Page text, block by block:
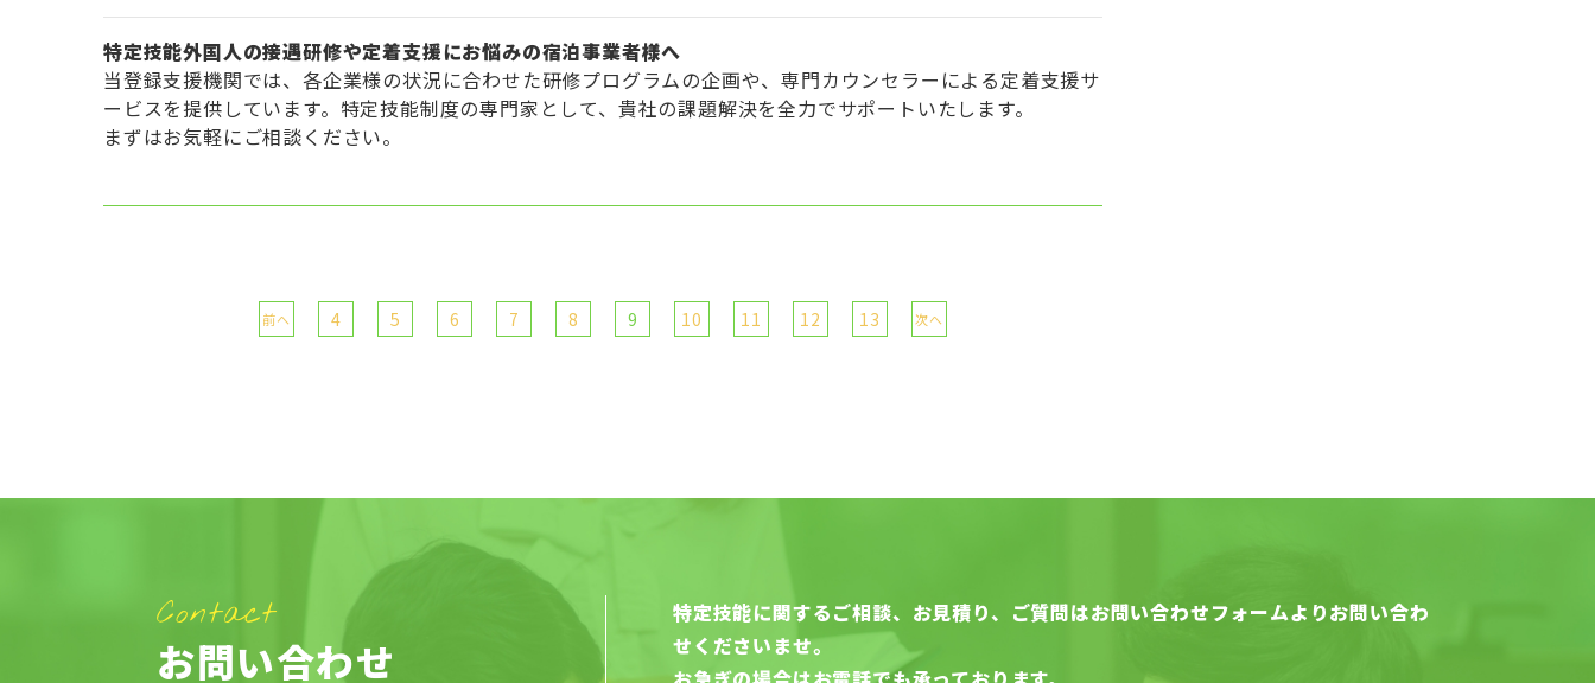
特定技能外国人の接遇研修や定着支援にお悩みの宿泊事業者様へ
当登録支援機関では、各企業様の状況に合わせた研修プログラムの企画や、専門カウンセラーによる定着支援サ
ービスを提供しています。特定技能制度の専門家として、貴社の課題解決を全力でサポートいたします。
まずはお気軽にご相談ください。
前へ 4 5 6 7 8 9 10 11 12 13 次へ
Contact
お問い合わせ
特定技能に関するご相談、お見積り、ご質問はお問い合わせフォームよりお問い合わ
せくださいませ。